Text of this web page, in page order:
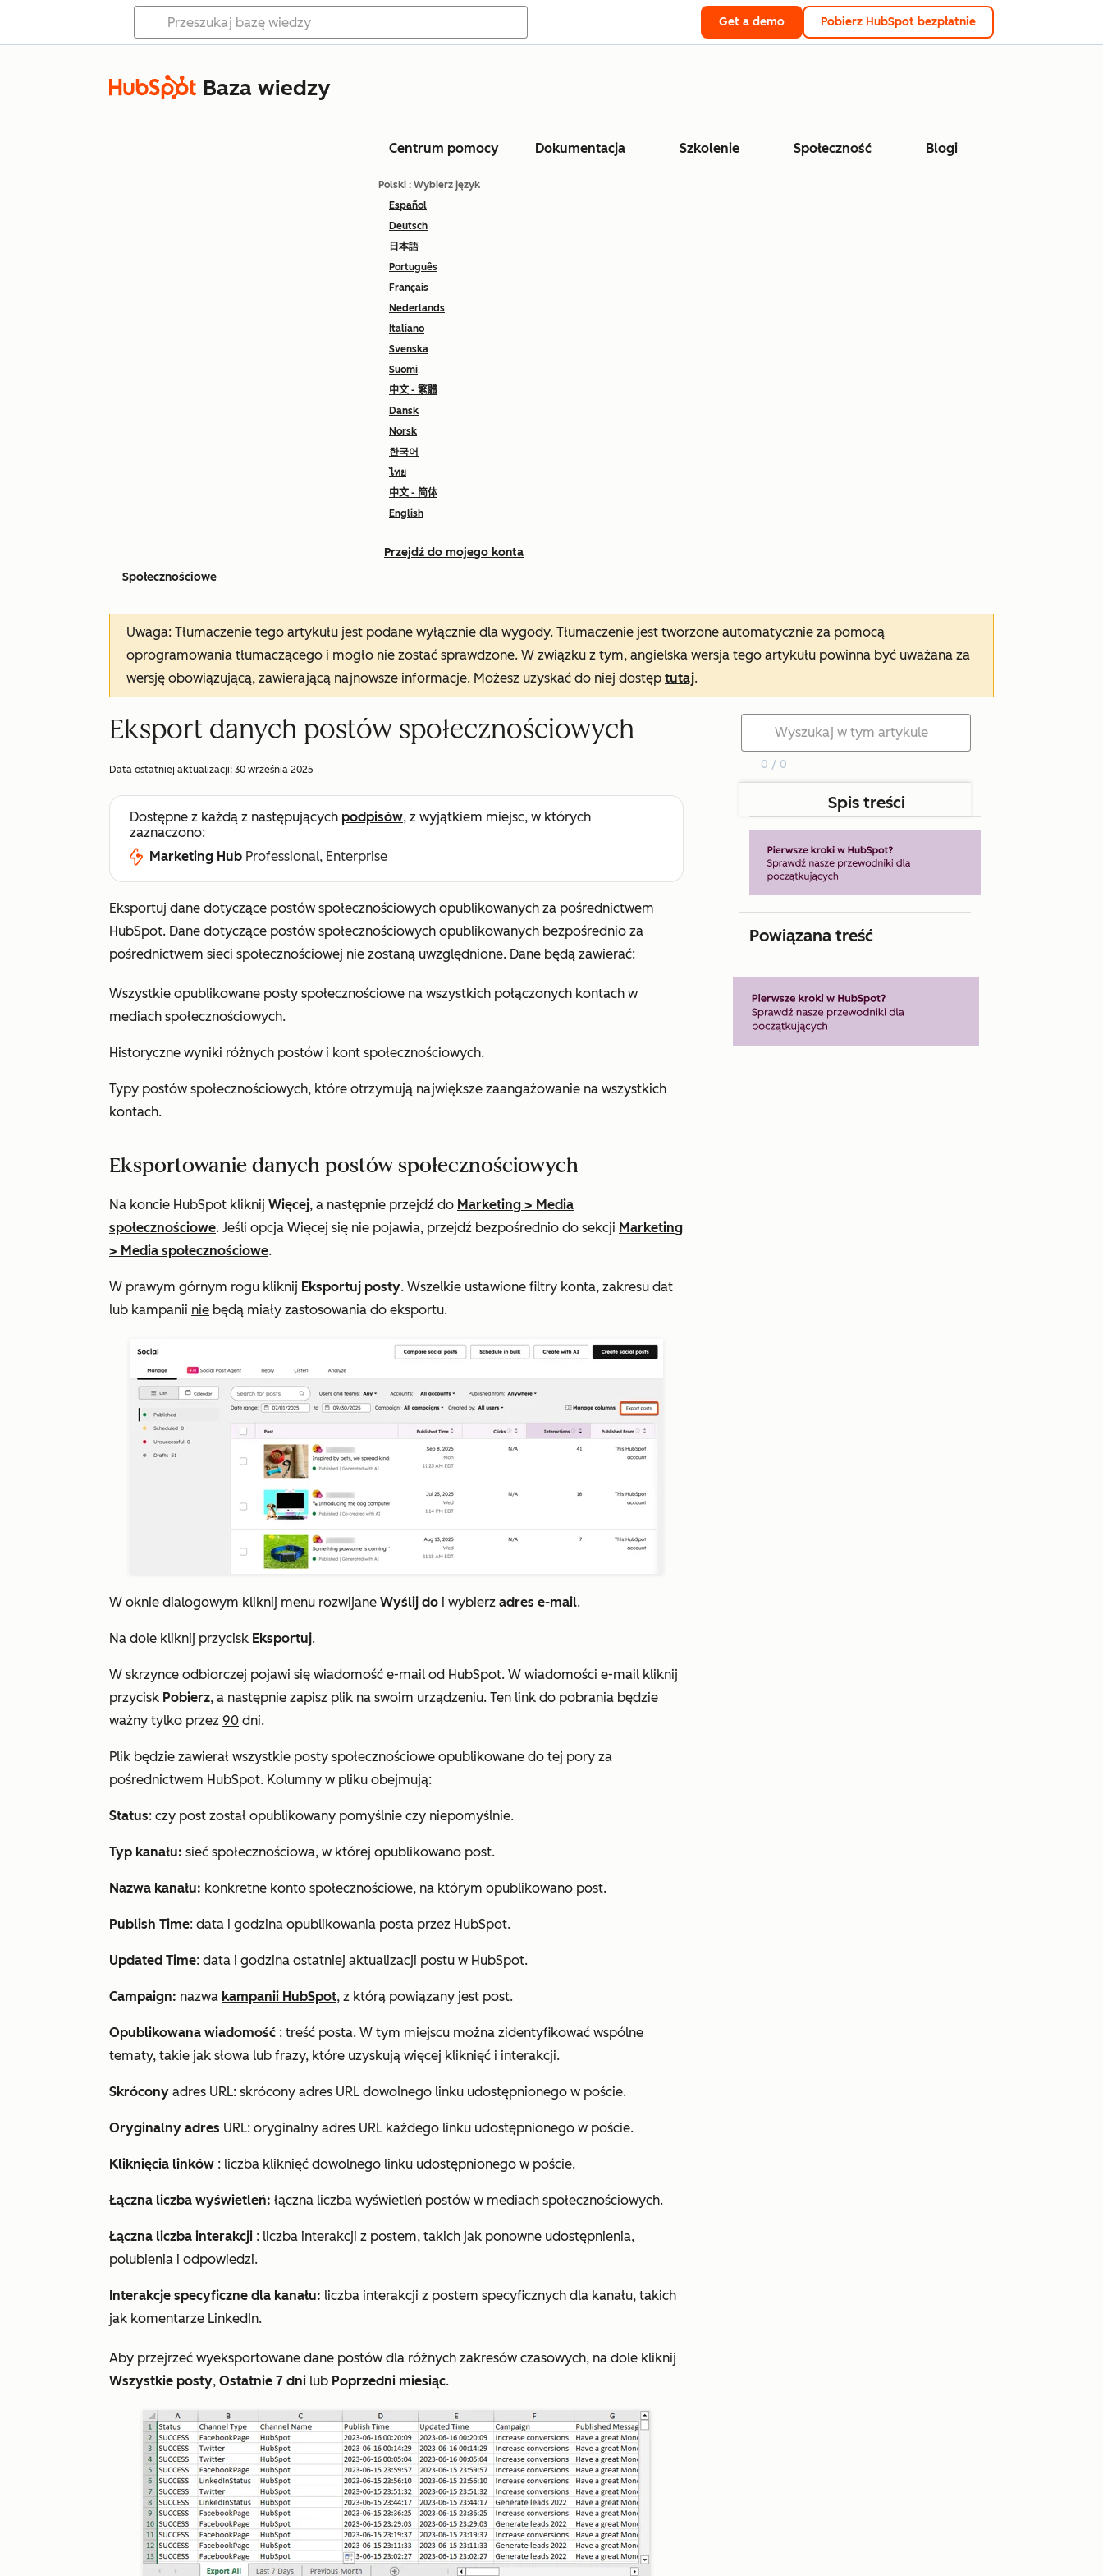
Get a demo Pobierz HubSpot bezpłatnie
Baza wiedzy
Centrum pomocy Dokumentacja Szkolenie Społeczność Blogi
Polski : Wybierz język
Español
Deutsch
日本語
Português
Français
Nederlands
Italiano
Svenska
Suomi
中文 - 繁體
Dansk
Norsk
한국어
ไทย
中文 - 简体
English
Przejdź do mojego konta
Społecznościowe
Uwaga: Tłumaczenie tego artykułu jest podane wyłącznie dla wygody. Tłumaczenie jest tworzone automatycznie za pomocą
oprogramowania tłumaczącego i mogło nie zostać sprawdzone. W związku z tym, angielska wersja tego artykułu powinna być uważana za
wersję obowiązującą, zawierającą najnowsze informacje. Możesz uzyskać do niej dostęp tutaj.
Eksport danych postów społecznościowych
Data ostatniej aktualizacji: 30 września 2025
Dostępne z każdą z następujących podpisów, z wyjątkiem miejsc, w których
zaznaczono:
Marketing Hub Professional, Enterprise
Eksportuj dane dotyczące postów społecznościowych opublikowanych za pośrednictwem
HubSpot. Dane dotyczące postów społecznościowych opublikowanych bezpośrednio za
pośrednictwem sieci społecznościowej nie zostaną uwzględnione. Dane będą zawierać:
Wszystkie opublikowane posty społecznościowe na wszystkich połączonych kontach w
mediach społecznościowych.
Historyczne wyniki różnych postów i kont społecznościowych.
Typy postów społecznościowych, które otrzymują największe zaangażowanie na wszystkich
kontach.
Eksportowanie danych postów społecznościowych
Na koncie HubSpot kliknij Więcej, a następnie przejdź do Marketing > Media
społecznościowe. Jeśli opcja Więcej się nie pojawia, przejdź bezpośrednio do sekcji Marketing
> Media społecznościowe.
W prawym górnym rogu kliknij Eksportuj posty. Wszelkie ustawione filtry konta, zakresu dat
lub kampanii nie będą miały zastosowania do eksportu.
W oknie dialogowym kliknij menu rozwijane Wyślij do i wybierz adres e-mail.
Na dole kliknij przycisk Eksportuj.
W skrzynce odbiorczej pojawi się wiadomość e-mail od HubSpot. W wiadomości e-mail kliknij
przycisk Pobierz, a następnie zapisz plik na swoim urządzeniu. Ten link do pobrania będzie
ważny tylko przez 90 dni.
Plik będzie zawierał wszystkie posty społecznościowe opublikowane do tej pory za
pośrednictwem HubSpot. Kolumny w pliku obejmują:
Status: czy post został opublikowany pomyślnie czy niepomyślnie.
Typ kanału: sieć społecznościowa, w której opublikowano post.
Nazwa kanału: konkretne konto społecznościowe, na którym opublikowano post.
Publish Time: data i godzina opublikowania posta przez HubSpot.
Updated Time: data i godzina ostatniej aktualizacji postu w HubSpot.
Campaign: nazwa kampanii HubSpot, z którą powiązany jest post.
Opublikowana wiadomość : treść posta. W tym miejscu można zidentyfikować wspólne
tematy, takie jak słowa lub frazy, które uzyskują więcej kliknięć i interakcji.
Skrócony adres URL: skrócony adres URL dowolnego linku udostępnionego w poście.
Oryginalny adres URL: oryginalny adres URL każdego linku udostępnionego w poście.
Kliknięcia linków : liczba kliknięć dowolnego linku udostępnionego w poście.
Łączna liczba wyświetleń: łączna liczba wyświetleń postów w mediach społecznościowych.
Łączna liczba interakcji : liczba interakcji z postem, takich jak ponowne udostępnienia,
polubienia i odpowiedzi.
Interakcje specyficzne dla kanału: liczba interakcji z postem specyficznych dla kanału, takich
jak komentarze LinkedIn.
Aby przejrzeć wyeksportowane dane postów dla różnych zakresów czasowych, na dole kliknij
Wszystkie posty, Ostatnie 7 dni lub Poprzedni miesiąc.
0 / 0
Spis treści
Powiązana treść